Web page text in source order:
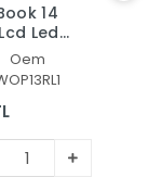
14
Led
Oem